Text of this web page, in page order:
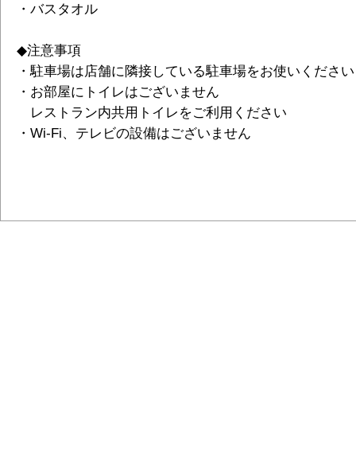
・バスタオル
◆注意事項
・駐車場は店舗に隣接している駐車場をお使いください
・お部屋にトイレはございません
レストラン内共用トイレをご利用ください
・Wi-Fi、テレビの設備はございません